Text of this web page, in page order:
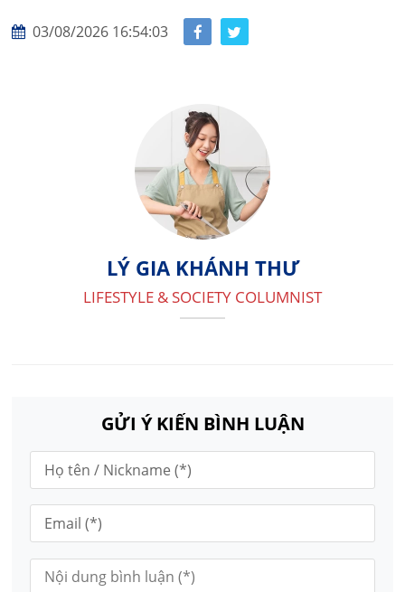
03/08/2026 16:54:03
LÝ GIA KHÁNH THƯ
LIFESTYLE & SOCIETY COLUMNIST
GỬI Ý KIẾN BÌNH LUẬN